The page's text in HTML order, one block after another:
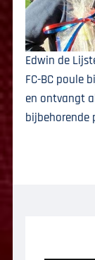
Edwin de
FC-BC poule
en ontvangt
bijbehorende